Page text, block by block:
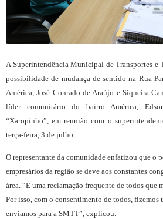
A Superintendência Municipal de Transportes e
possibilidade de mudança de sentido na Rua
América, José Conrado de Araújo e Siqueira
líder comunitário do bairro América,
“Xaropinho”, em reunião com o
terça-feira, 3 de julho.
O representante da comunidade enfatizou que o
empresários da região se deve aos constantes
área. “É uma reclamação frequente de todos que
Por isso, com o consentimento de todos,
enviamos para a SMTT”, explicou.